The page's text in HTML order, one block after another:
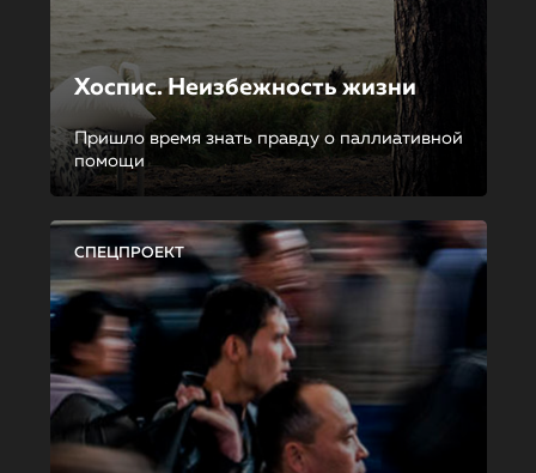
Хоспис. Неизбежность жизни
Пришло время знать правду о паллиативной
помощи
СПЕЦПРОЕКТ